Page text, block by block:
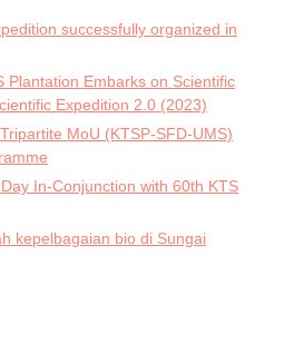
successfully organized in
Plantation Embarks on Scientific
Expedition 2.0 (2023)
MoU (KTSP-SFD-UMS)
In-Conjunction with 60th KTS
kepelbagaian bio di Sungai